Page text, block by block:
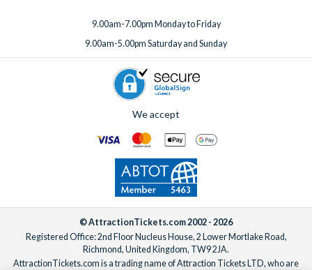
9.00am-7.00pm Monday to Friday
9.00am-5.00pm Saturday and Sunday
We accept
© AttractionTickets.com 2002 - 2026
Registered Office: 2nd Floor Nucleus House, 2 Lower Mortlake Road,
Richmond, United Kingdom, TW9 2JA.
AttractionTickets.com is a trading name of Attraction Tickets LTD, who are